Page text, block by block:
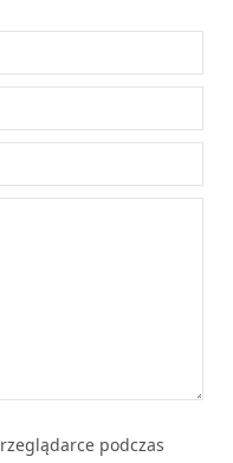
podczas